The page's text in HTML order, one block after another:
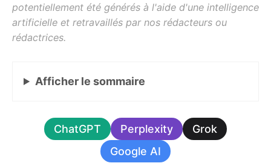
Afficher le sommaire
ChatGPT Perplexity
Grok
Google AI